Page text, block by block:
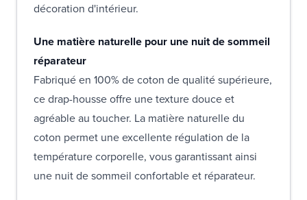
décoration d'intérieur.
Une matière naturelle pour une nuit de sommeil
réparateur
Fabriqué en 100% de coton de qualité supérieure,
ce drap-housse offre une texture douce et
agréable au toucher. La matière naturelle du
coton permet une excellente régulation de la
température corporelle, vous garantissant ainsi
une nuit de sommeil confortable et réparateur.